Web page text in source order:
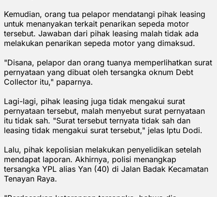
Kemudian, orang tua pelapor mendatangi pihak leasing
untuk menanyakan terkait penarikan sepeda motor
tersebut. Jawaban dari pihak leasing malah tidak ada
melakukan penarikan sepeda motor yang dimaksud.
"Disana, pelapor dan orang tuanya memperlihatkan surat
pernyataan yang dibuat oleh tersangka oknum Debt
Collector itu," paparnya.
Lagi-lagi, pihak leasing juga tidak mengakui surat
pernyataan tersebut, malah menyebut surat pernyataan
itu tidak sah. "Surat tersebut ternyata tidak sah dan
leasing tidak mengakui surat tersebut," jelas Iptu Dodi.
Lalu, pihak kepolisian melakukan penyelidikan setelah
mendapat laporan. Akhirnya, polisi menangkap
tersangka YPL alias Yan (40) di Jalan Badak Kecamatan
Tenayan Raya.